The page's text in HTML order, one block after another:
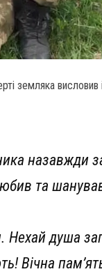
земляка
назавжди
та
душа
Вічна